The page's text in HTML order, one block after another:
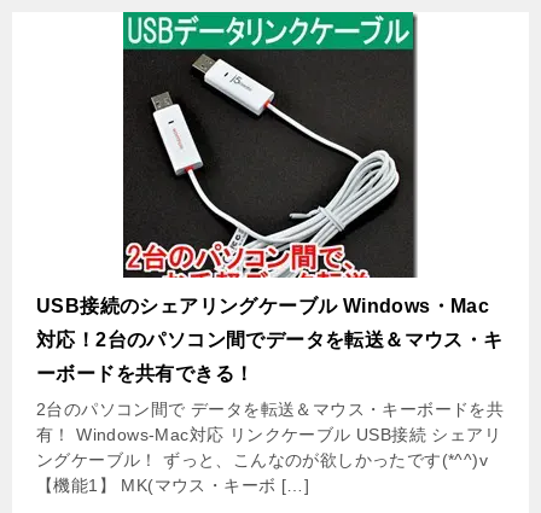
USB接続のシェアリングケーブル Windows・Mac
対応！2台のパソコン間でデータを転送＆マウス・キ
ーボードを共有できる！
2台のパソコン間で データを転送＆マウス・キーボードを共
有！ Windows-Mac対応 リンクケーブル USB接続 シェアリ
ングケーブル！ ずっと、こんなのが欲しかったです(*^^)v
【機能1】 MK(マウス・キーボ […]